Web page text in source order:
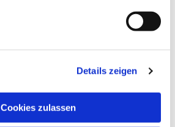
Details zeigen
Cookies zulassen